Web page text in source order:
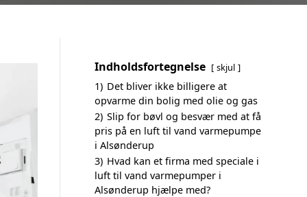
Indholdsfortegnelse skjul
1) Det bliver ikke billigere at
opvarme din bolig med olie og gas
2) Slip for bøvl og besvær med at få
pris på en luft til vand varmepumpe
i Alsønderup
3) Hvad kan et firma med speciale i
luft til vand varmepumper i
Alsønderup hjælpe med?